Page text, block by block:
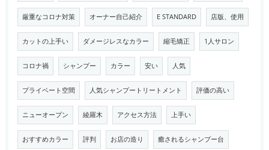
厳重なコロナ対策 オーナー自己紹介 E STANDARD 店版、使用
カットの上手い ダメージレスなカラー 縮毛矯正 1人サロン
コロナ禍 シャンプー カラー 安い 人気
プライベート空間 人気シャンプートリートメント 評価の高い
ニューオープン 綾羅木 アクセス方法 上手い
おすすめカラー 評判 お店の造り 癒されるシャンプー台